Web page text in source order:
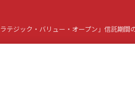
六日町営業所
株式等移管手数料キャッシュバッ
ラテジック・バリュー・オープン」信託期間